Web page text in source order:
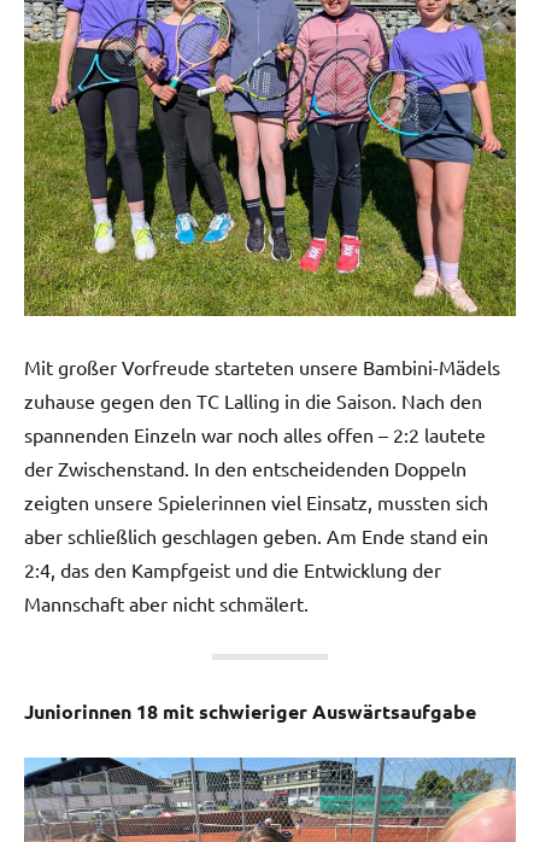
Mit großer Vorfreude starteten unsere Bambini-Mädels
zuhause gegen den TC Lalling in die Saison. Nach den
spannenden Einzeln war noch alles offen – 2:2 lautete
der Zwischenstand. In den entscheidenden Doppeln
zeigten unsere Spielerinnen viel Einsatz, mussten sich
aber schließlich geschlagen geben. Am Ende stand ein
2:4, das den Kampfgeist und die Entwicklung der
Mannschaft aber nicht schmälert.
Juniorinnen 18 mit schwieriger Auswärtsaufgabe